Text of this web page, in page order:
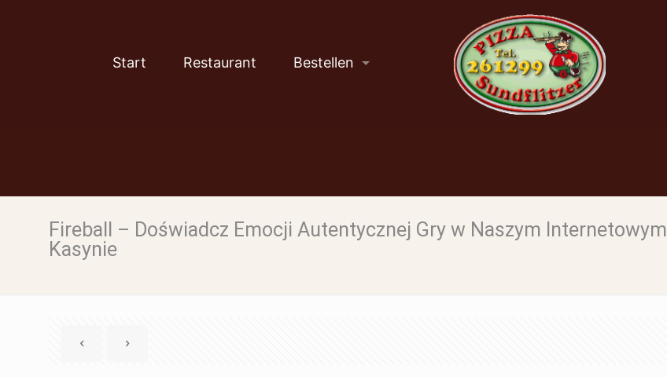
Start Restaurant Bestellen
Fireball – Doświadcz Emocji Autentycznej Gry w Naszym Internetowym
Kasynie